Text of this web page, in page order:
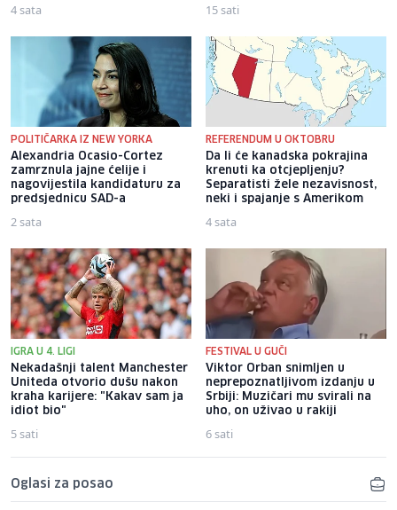
4 sata 15 sati
POLITIČARKA IZ NEW YORKA
Alexandria Ocasio-Cortez
zamrznula jajne ćelije i
nagovijestila kandidaturu za
predsjednicu SAD-a
2 sata
REFERENDUM U OKTOBRU
Da li će kanadska pokrajina
krenuti ka otcjepljenju?
Separatisti žele nezavisnost,
neki i spajanje s Amerikom
4 sata
IGRA U 4. LIGI
Nekadašnji talent Manchester
Uniteda otvorio dušu nakon
kraha karijere: "Kakav sam ja
idiot bio"
5 sati
FESTIVAL U GUČI
Viktor Orban snimljen u
neprepoznatljivom izdanju u
Srbiji: Muzičari mu svirali na
uho, on uživao u rakiji
6 sati
Oglasi za posao